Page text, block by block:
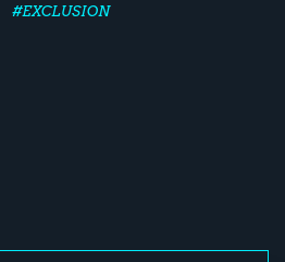
#EXCLUSION